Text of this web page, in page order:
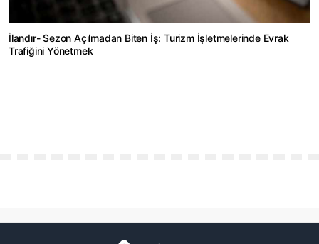
İlandır- Sezon Açılmadan Biten İş: Turizm İşletmelerinde Evrak
Trafiğini Yönetmek